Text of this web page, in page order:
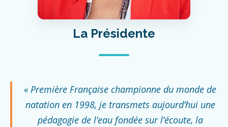
La Présidente
« Première Française championne du monde de
natation en 1998, je transmets aujourd’hui une
pédagogie de l’eau fondée sur l’écoute, la